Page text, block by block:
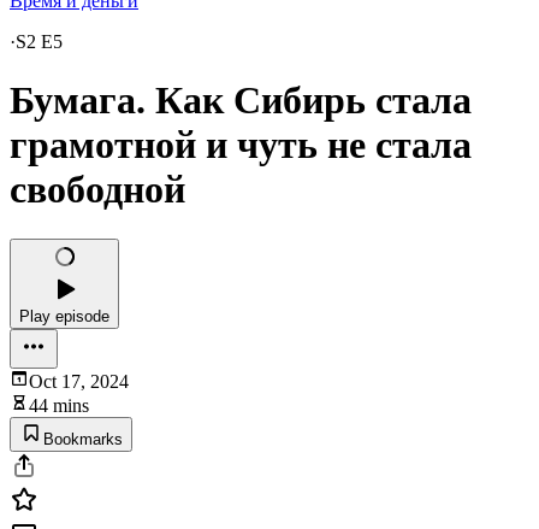
·S2 E5
Бумага. Как Сибирь стала
грамотной и чуть не стала
свободной
Play episode
Oct 17, 2024
44 mins
Bookmarks